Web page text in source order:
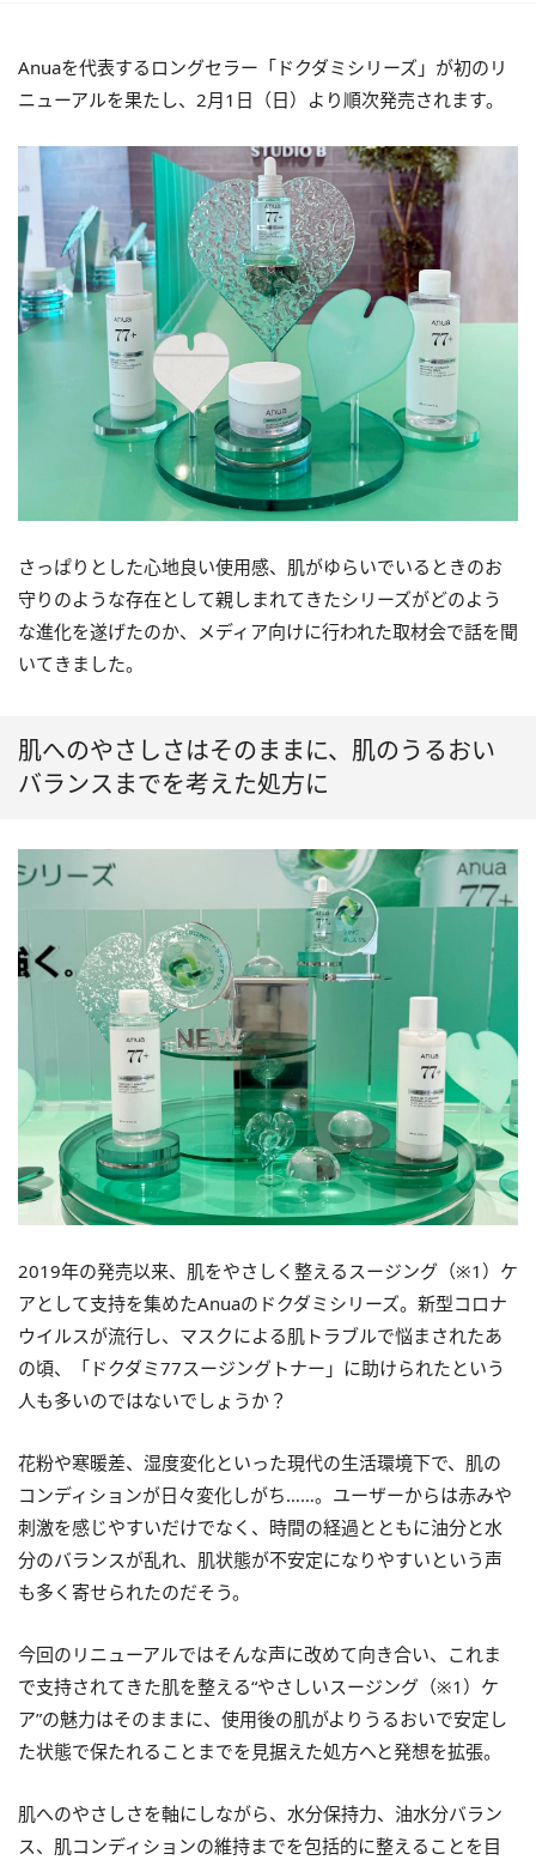
Anuaを代表するロングセラー「ドクダミシリーズ」が初のリ
ニューアルを果たし、2月1日（日）より順次発売されます。
さっぱりとした心地良い使用感、肌がゆらいでいるときのお
守りのような存在として親しまれてきたシリーズがどのよう
な進化を遂げたのか、メディア向けに行われた取材会で話を聞
いてきました。
肌へのやさしさはそのままに、肌のうるおい
バランスまでを考えた処方に
2019年の発売以来、肌をやさしく整えるスージング（※1）ケ
アとして支持を集めたAnuaのドクダミシリーズ。新型コロナ
ウイルスが流行し、マスクによる肌トラブルで悩まされたあ
の頃、「ドクダミ77スージングトナー」に助けられたという
人も多いのではないでしょうか？
花粉や寒暖差、湿度変化といった現代の生活環境下で、肌の
コンディションが日々変化しがち……。ユーザーからは赤みや
刺激を感じやすいだけでなく、時間の経過とともに油分と水
分のバランスが乱れ、肌状態が不安定になりやすいという声
も多く寄せられたのだそう。
今回のリニューアルではそんな声に改めて向き合い、これま
で支持されてきた肌を整える“やさしいスージング（※1）ケ
ア”の魅力はそのままに、使用後の肌がよりうるおいで安定し
た状態で保たれることまでを見据えた処方へと発想を拡張。
肌へのやさしさを軸にしながら、水分保持力、油水分バラン
ス、肌コンディションの維持までを包括的に整えることを目